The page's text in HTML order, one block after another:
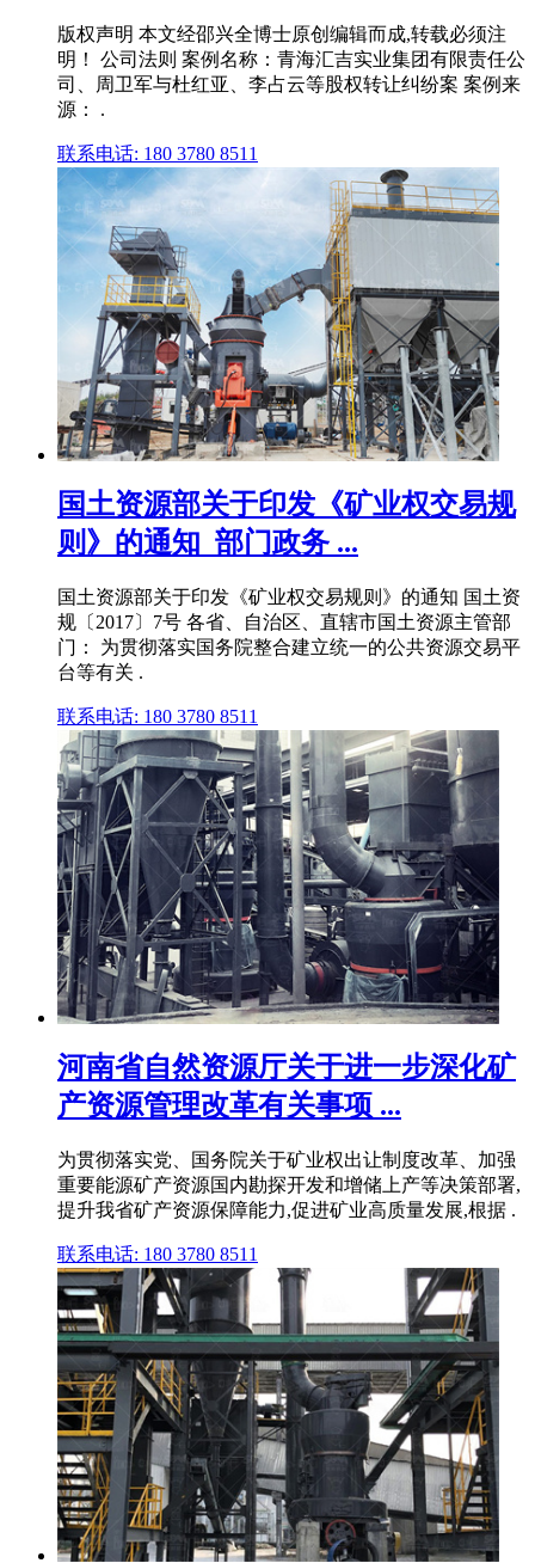
版权声明 本文经邵兴全博士原创编辑而成,转载必须注
明！ 公司法则 案例名称：青海汇吉实业集团有限责任公
司、周卫军与杜红亚、李占云等股权转让纠纷案 案例来
源： .
联系电话: 180 3780 8511
国土资源部关于印发《矿业权交易规
则》的通知_部门政务 ...
国土资源部关于印发《矿业权交易规则》的通知 国土资
规〔2017〕7号 各省、自治区、直辖市国土资源主管部
门： 为贯彻落实国务院整合建立统一的公共资源交易平
台等有关 .
联系电话: 180 3780 8511
河南省自然资源厅关于进一步深化矿
产资源管理改革有关事项 ...
为贯彻落实党、国务院关于矿业权出让制度改革、加强
重要能源矿产资源国内勘探开发和增储上产等决策部署,
提升我省矿产资源保障能力,促进矿业高质量发展,根据 .
联系电话: 180 3780 8511